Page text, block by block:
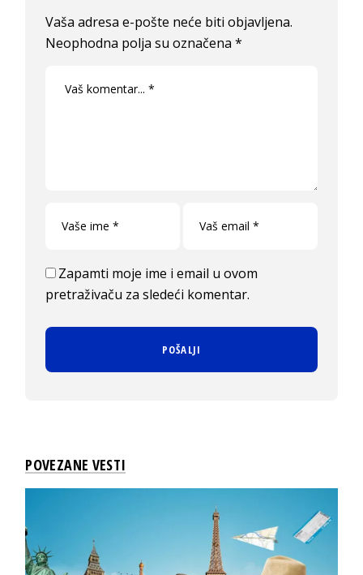
Vaša adresa e-pošte neće biti objavljena.
Neophodna polja su označena*
Zapamti moje ime i email u ovom
pretraživaču za sledeći komentar.
POVEZANE VESTI